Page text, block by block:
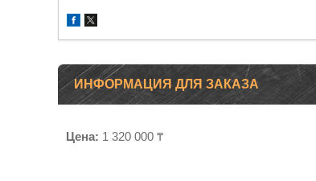
ИНФОРМАЦИЯ ДЛЯ ЗАКАЗА
Цена: 1 320 000 ₸